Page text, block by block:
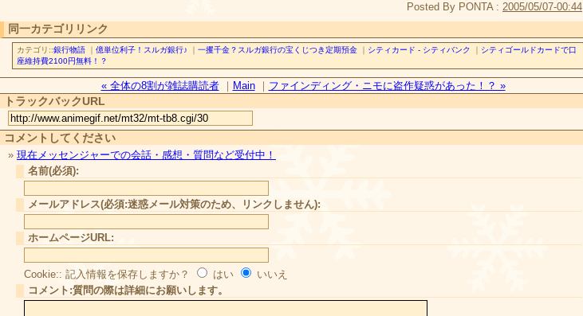
Posted By PONTA : 2005/05/07-00:44
同一カテゴリリンク
カテゴリ::銀行物語 億単位利子！スルガ銀行♪ 一攫千金？スルガ銀行の宝くじつき定期預金 シティカード - シティバンク
シティゴールドカードで口
座維持費2100円無料！？
« 全体の8割が雑誌購読者｜ Main｜ ファインディング・ニモに盗作疑惑があった！？ »
トラックバックURL
コメントしてください
» 現在メッセンジャーでの会話・感想・質問など受付中！
名前(必須):
メールアドレス(必須:迷惑メール対策のため、リンクしません):
ホームページURL:
Cookie:: 記入情報を保存しますか？ はい
いいえ
コメント:質問の際は詳細にお願いします。